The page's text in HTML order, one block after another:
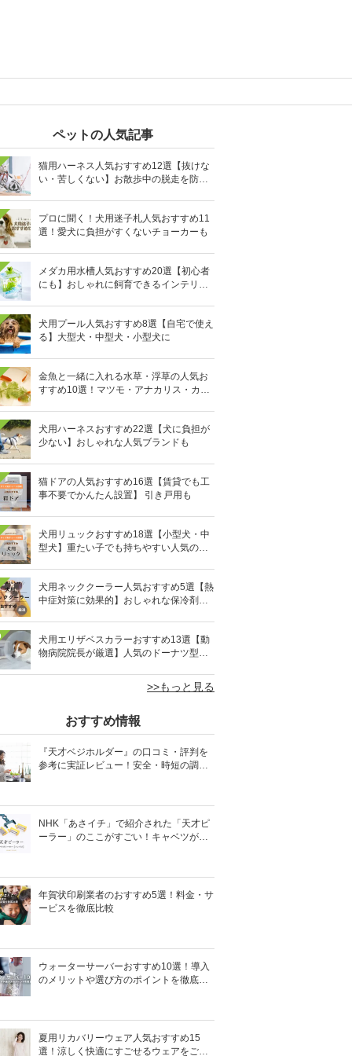
ペットの人気記事
猫用ハーネス人気おすすめ12選【抜けな
い・苦しくない】お散歩中の脱走を防止
プロに聞く！犬用迷子札人気おすすめ11
選！愛犬に負担がすくないチョーカーも
メダカ用水槽人気おすすめ20選【初心者
にも】おしゃれに飼育できるインテリア
犬用プール人気おすすめ8選【自宅で使え
る】大型犬・中型犬・小型犬に
金魚と一緒に入れる水草・浮草の人気お
すすめ10選！マツモ・アナカリス・カボ
犬用ハーネスおすすめ22選【犬に負担が
少ない】おしゃれな人気ブランドも
猫ドアの人気おすすめ16選【賃貸でも工
事不要でかんたん設置】 引き戸用も
犬用リュックおすすめ18選【小型犬・中
型犬】重たい子でも持ちやすい人気のキ
犬用ネッククーラー人気おすすめ5選【熱
中症対策に効果的】おしゃれな保冷剤タ
犬用エリザベスカラーおすすめ13選【動
物病院院長が厳選】人気のドーナツ型や
>>もっと見る
おすすめ情報
『天才ベジホルダー』の口コミ・評判を
参考に実証レビュー！安全・時短の調理
NHK「あさイチ」で紹介された「天才ピ
ーラー」のここがすごい！キャベツがほ
年賀状印刷業者のおすすめ5選！料金・サ
ービスを徹底比較
ウォーターサーバーおすすめ10選！導入
のメリットや選び方のポイントを徹底解
夏用リカバリーウェア人気おすすめ15
選！涼しく快適にすごせるウェアをご紹